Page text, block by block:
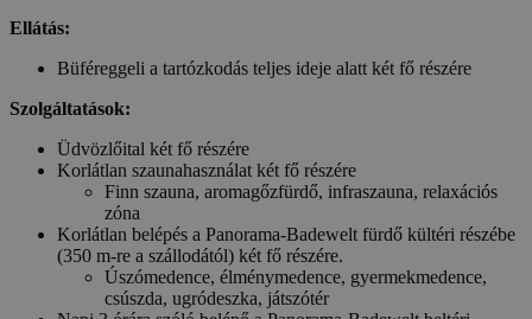
Ellátás:
Büféreggeli a tartózkodás teljes ideje alatt két fő részére
Szolgáltatások:
Üdvözlőital két fő részére
Korlátlan szaunahasználat két fő részére
Finn szauna, aromagőzfürdő, infraszauna, relaxációs
zóna
Korlátlan belépés a Panorama-Badewelt fürdő kültéri részébe
(350 m-re a szállodától) két fő részére.
Úszómedence, élménymedence, gyermekmedence,
csúszda, ugródeszka, játszótér